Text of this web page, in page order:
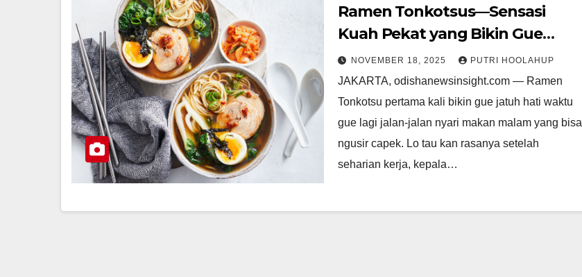
Ramen Tonkotsus—Sensasi
Kuah Pekat yang Bikin Gue
Ketagihan
NOVEMBER 18, 2025 PUTRI HOOLAHUP
JAKARTA, odishanewsinsight.com — Ramen
Tonkotsu pertama kali bikin gue jatuh hati waktu
gue lagi jalan-jalan nyari makan malam yang bisa
ngusir capek. Lo tau kan rasanya setelah
seharian kerja, kepala…